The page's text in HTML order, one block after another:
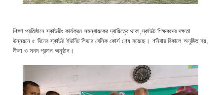
শিক্ষা প্রতিষ্ঠানে স্কাউটিং কার্যক্রম সমন্বায়কের দ্বায়িত্বে থাকা,স্কাউট শিক্ষকদের দক্ষতা
উন্নয়নে ৫ দিনের স্কাউট ইউনিট লিডার বেসিক কোর্স শেষ হয়েছে। শনিবার বিকালে অনুষ্ঠিত হয়,
দীক্ষা ও সনদ প্রদান অনুষ্ঠান।